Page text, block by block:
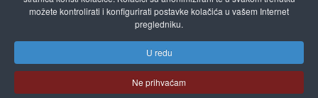
Narodne novine
Hrvatski zavod za socijalni rad
Središnji državni portal
možete kontrolirati i konfigurirati postavke kolačića u vašem Internet
pregledniku.
U redu
Ne prihvaćam